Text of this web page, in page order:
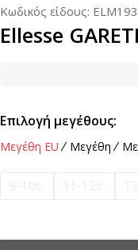
Κωδικός είδους:
Ellesse
Επιλογή μεγέθους:
Μεγέθη EU Μεγέθη